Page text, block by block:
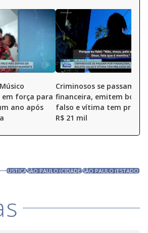
força para
ano após
Criminosos se passam por
financeira, emitem boleto
falso e vítima tem
R$ 21 mil
JUSTIÇASÃO PAULO (CIDADE)SÃO PAULO (ESTADO)